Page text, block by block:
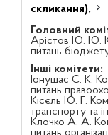
скликання),
Головний
Арістов Ю. Ю.
питань
Інші комітети:
Іонушас С. К.
питань
Кісєль Ю. Г.
транспорту та
Клочко А. А.
питань